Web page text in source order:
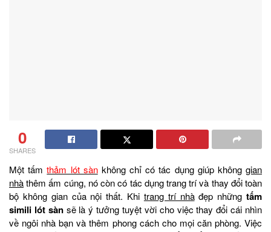
0
SHARES
Một tấmthảm lót sànkhông chỉ có tác dụng giúp khônggian
nhàthêm ấm cúng, nó còn có tác dụng trang trí và thay đổi toàn
bộ không gian của nội thất. Khi trang trí nhàđẹp nhữngtấm
simili lót sànsẽ là ý tưởng tuyệt vời cho việc thay đổi cái nhìn
về ngôi nhà bạn và thêm phong cách cho mọi căn phòng. Việc